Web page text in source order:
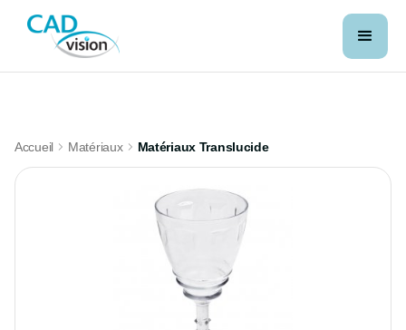
Accueil Matériaux Matériaux Translucide